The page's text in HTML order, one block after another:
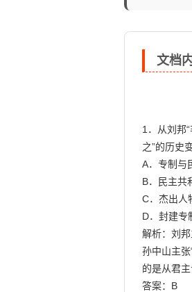
文档
一、选
1．从刘邦
之”的历史
A．专制与
B．民主共
C．杰出人
D．封建专
解析：刘
孙中山主
的是从君
答案：B